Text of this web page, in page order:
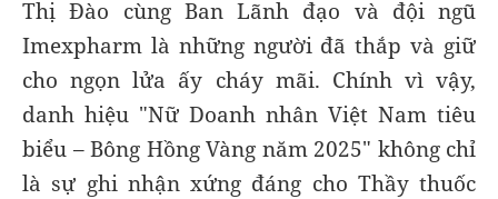
Thị Đào cùng Ban Lãnh đạo và đội ngũ
Imexpharm là những người đã thắp và giữ
cho ngọn lửa ấy cháy mãi. Chính vì vậy,
danh hiệu "Nữ Doanh nhân Việt Nam tiêu
biểu – Bông Hồng Vàng năm 2025" không chỉ
là sự ghi nhận xứng đáng cho Thầy thuốc